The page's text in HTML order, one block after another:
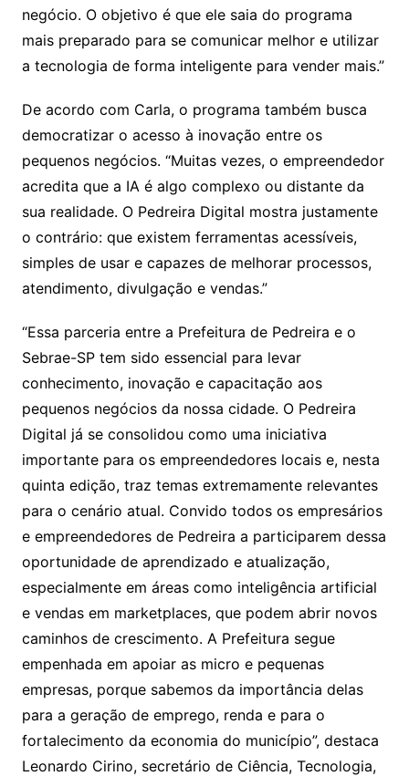
negócio. O objetivo é que ele saia do programa
mais preparado para se comunicar melhor e utilizar
a tecnologia de forma inteligente para vender mais.”
De acordo com Carla, o programa também busca
democratizar o acesso à inovação entre os
pequenos negócios. “Muitas vezes, o empreendedor
acredita que a IA é algo complexo ou distante da
sua realidade. O Pedreira Digital mostra justamente
o contrário: que existem ferramentas acessíveis,
simples de usar e capazes de melhorar processos,
atendimento, divulgação e vendas.”
“Essa parceria entre a Prefeitura de Pedreira e o
Sebrae-SP tem sido essencial para levar
conhecimento, inovação e capacitação aos
pequenos negócios da nossa cidade. O Pedreira
Digital já se consolidou como uma iniciativa
importante para os empreendedores locais e, nesta
quinta edição, traz temas extremamente relevantes
para o cenário atual. Convido todos os empresários
e empreendedores de Pedreira a participarem dessa
oportunidade de aprendizado e atualização,
especialmente em áreas como inteligência artificial
e vendas em marketplaces, que podem abrir novos
caminhos de crescimento. A Prefeitura segue
empenhada em apoiar as micro e pequenas
empresas, porque sabemos da importância delas
para a geração de emprego, renda e para o
fortalecimento da economia do município”, destaca
Leonardo Cirino, secretário de Ciência, Tecnologia,